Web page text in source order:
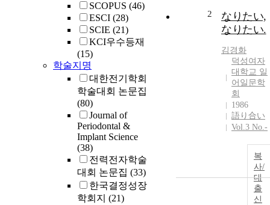
SCOPUS (46)
ESCI (28)
SCIE (21)
KCI우수등재
(15)
학술지명
대한전기학회
학술대회 논문집
(80)
Journal of
Periodontal &
Implant Science
(38)
전력전자학술
대회 논문집 (33)
한국결정성장
학회지 (21)
teachers
the experience
of blended
instruction in
college. A
survey was
conducted on
128 students at
a college
located in an
urban
community,
and data were
gathered to
make a
qualitative
2
なりたい,
なりたい.
김경화
덕성여자
대학교 일
어일문학
회
1986
語り合い
Vol.3 No.-
복
사/
대
출
신